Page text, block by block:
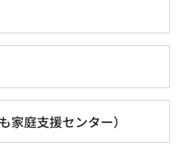
家庭支援センター）